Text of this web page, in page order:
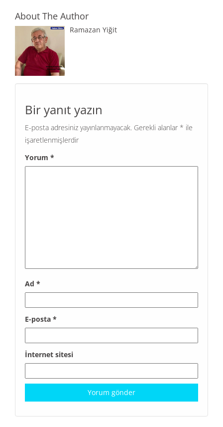
About The Author
Ramazan Yiğit
Bir yanıt yazın
E-posta adresiniz yayınlanmayacak. Gerekli alanlar * ile
işaretlenmişlerdir
Yorum *
Ad *
E-posta *
İnternet sitesi